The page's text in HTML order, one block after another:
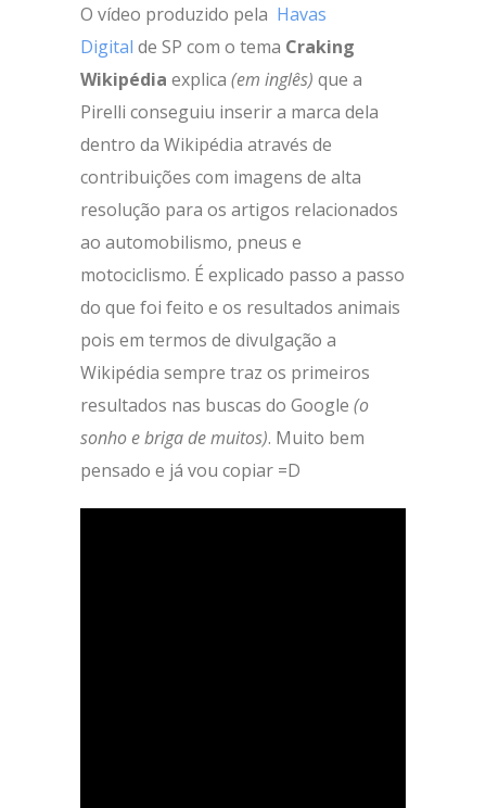
O vídeo produzido pela Havas
Digital de SP com o tema Craking
Wikipédia explica (em inglês) que a
Pirelli conseguiu inserir a marca dela
dentro da Wikipédia através de
contribuições com imagens de alta
resolução para os artigos relacionados
ao automobilismo, pneus e
motociclismo. É explicado passo a passo
do que foi feito e os resultados animais
pois em termos de divulgação a
Wikipédia sempre traz os primeiros
resultados nas buscas do Google (o
sonho e briga de muitos). Muito bem
pensado e já vou copiar =D